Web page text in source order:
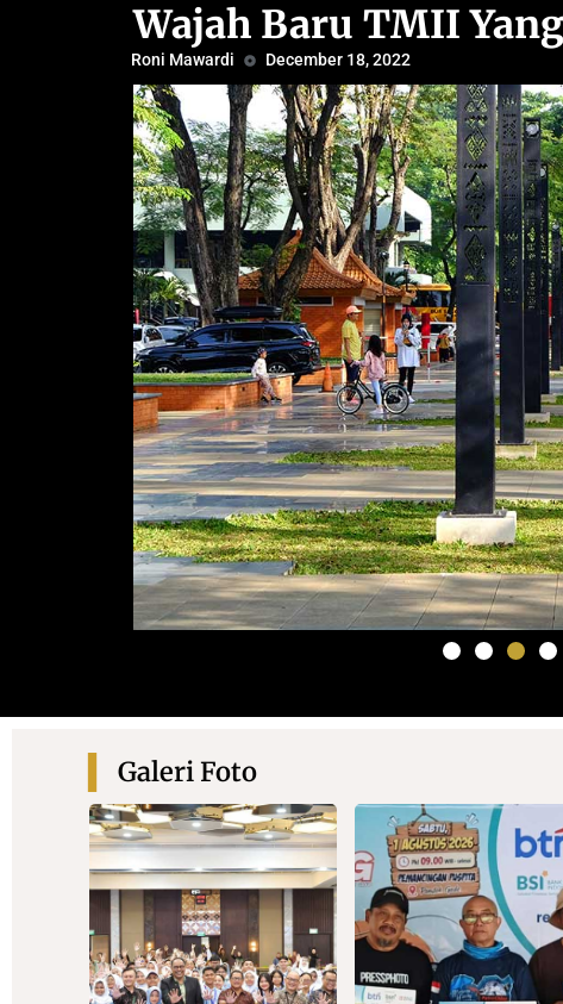
Wajah Baru TMII
Roni Mawardi December 18, 2022
Galeri Foto